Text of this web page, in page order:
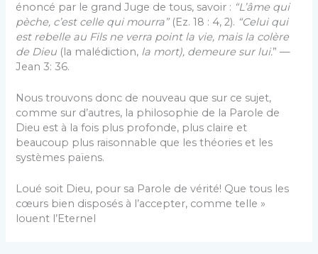
énoncé par le grand Juge de tous, savoir : “L’âme qui
pèche, c’est celle qui mourra”(Ez. 18 : 4, 2). “Celui qui
est rebelle au Fils ne verra point la vie, mais la colère
de Dieu (la malédiction, la mort), demeure sur lui.” —
Jean 3: 36.
Nous trouvons donc de nouveau que sur ce sujet,
comme sur d’autres, la philosophie de la Parole de
Dieu est à la fois plus profonde, plus claire et
beaucoup plus raisonnable que les théories et les
systèmes païens.
Loué soit Dieu, pour sa Parole de vérité! Que tous les
cœurs bien disposés à l’accepter, comme telle »
louent l’Eternel